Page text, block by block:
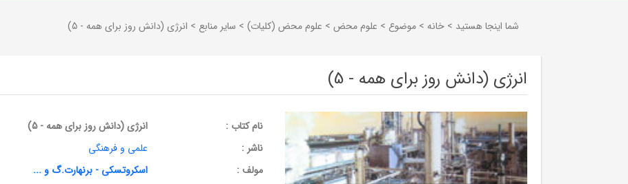
شما اینجا هستید > خانه > موضوع > علوم محض > علوم محض (كليات) > ساير منابع > انرژی (دانش روز برای همه - 5)
انرژی (دانش روز برای همه - 5)
نام کتاب :
انرژی (دانش روز برای همه - 5)
ناشر :
علمی و فرهنگی
مولف :
اسکروتسکی - برنهارت.گ و ...